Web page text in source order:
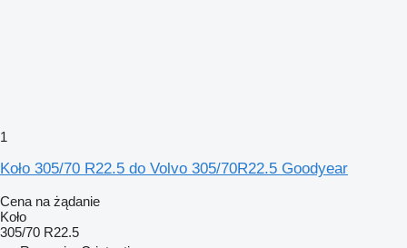
1
Koło 305/70 R22.5 do Volvo 305/70R22.5 Goodyear
Cena na żądanie
Koło
305/70 R22.5